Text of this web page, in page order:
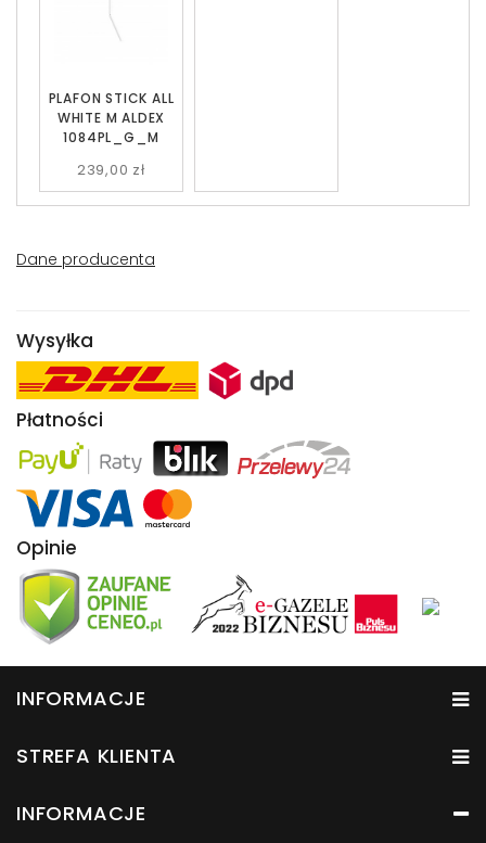
PLAFON STICK ALL
WHITE M ALDEX
1084PL_G_M
239,00 zł
Dane producenta
Wysyłka
Płatności
Opinie
INFORMACJE
STREFA KLIENTA
INFORMACJE